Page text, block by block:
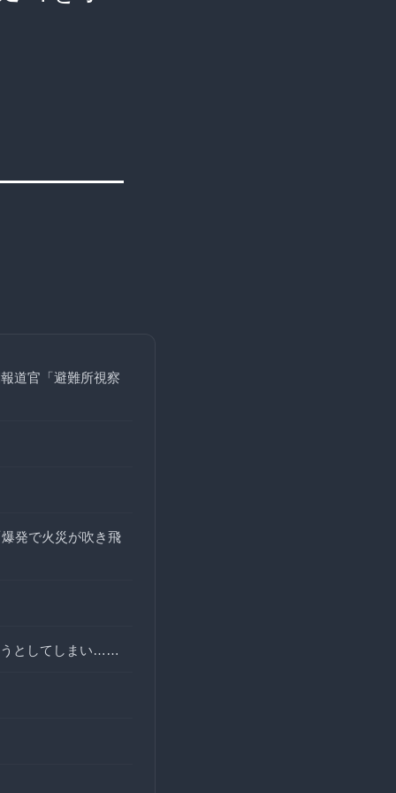
道官「避難所視察
発で火災が吹き飛
うとしてしまい……